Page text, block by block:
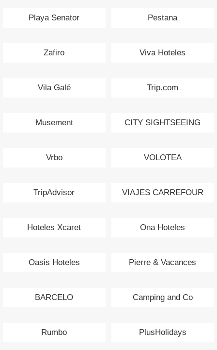
Playa Senator Pestana
Zafiro Viva Hoteles
Vila Galé Trip.com
Musement CITY SIGHTSEEING
Vrbo VOLOTEA
TripAdvisor VIAJES CARREFOUR
Hoteles Xcaret Ona Hoteles
Oasis Hoteles Pierre & Vacances
BARCELO Camping and Co
Rumbo PlusHolidays